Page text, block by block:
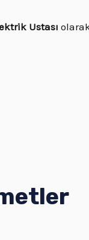
Ustası